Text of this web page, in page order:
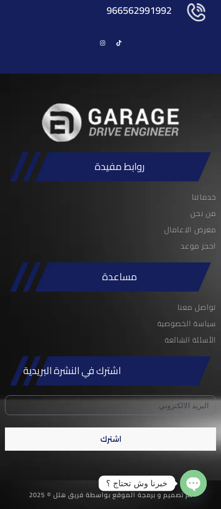
966562991992
روابط مفيدة
خدماتنا
من نحن
معرض الاعامال
احجز موعد
مساعدة
تواصل معنا
سياسة الخصوصية
الأسئلة الشائعة
اشترك في النشرة البريدية
اشترك
تم تصميم و برمجة الموقع بواسطة فريق هلل © 2025
خبرنا وش تحتاج ؟
Open chaty